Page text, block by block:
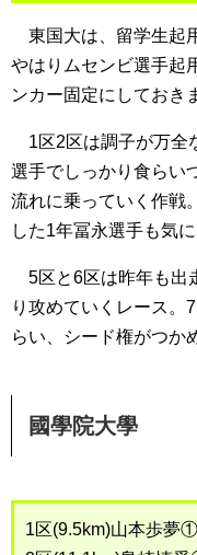
東国大は、留学生起
やはりムセンビ選手起
ンカー固定にしておき
1区2区は調子が万全
選手でしっかり食らい
流れに乗っていく作戦
した1年冨永選手も気
5区と6区は昨年も出
り攻めていくレース。
らい、シード権がつか
國學院大學
1区(9.5km)山本歩夢①